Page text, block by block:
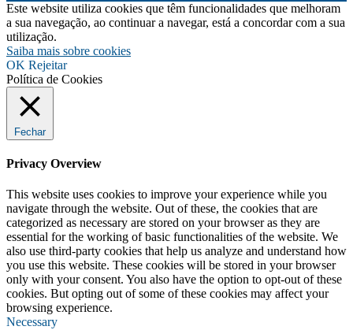
Este website utiliza cookies que têm funcionalidades que melhoram
a sua navegação, ao continuar a navegar, está a concordar com a sua
utilização.
Saiba mais sobre cookies
OK Rejeitar
Política de Cookies
Fechar
Privacy Overview
This website uses cookies to improve your experience while you
navigate through the website. Out of these, the cookies that are
categorized as necessary are stored on your browser as they are
essential for the working of basic functionalities of the website. We
also use third-party cookies that help us analyze and understand how
you use this website. These cookies will be stored in your browser
only with your consent. You also have the option to opt-out of these
cookies. But opting out of some of these cookies may affect your
browsing experience.
Necessary